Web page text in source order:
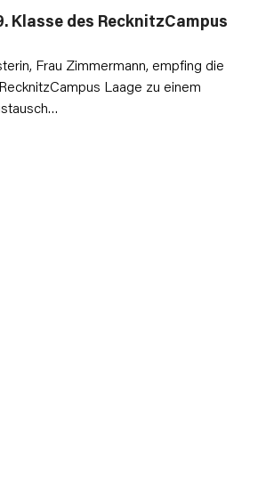
Klasse des RecknitzCampus
Frau Zimmermann, empfing die
Laage zu einem